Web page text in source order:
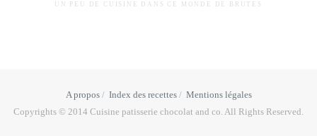
UN PEU DE CUISINE DANS CE MONDE DE BRUTES
A propos Index des recettes
Mentions légales
Copyrights © 2014 Cuisine patisserie chocolat and co. All Rights Reserved.